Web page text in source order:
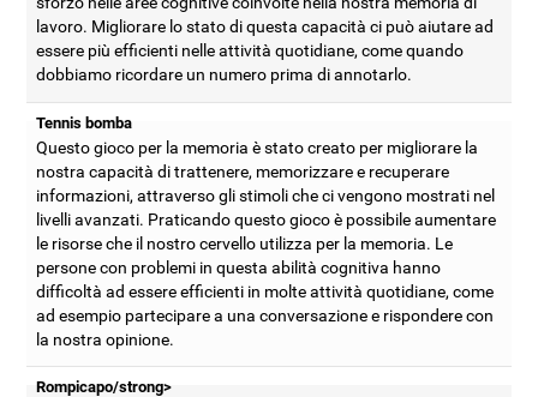
lavoro. Migliorare lo stato di questa capacità ci può aiutare ad
essere più efficienti nelle attività quotidiane, come quando
dobbiamo ricordare un numero prima di annotarlo.
Tennis bomba
Questo gioco per la memoria è stato creato per migliorare la
nostra capacità di trattenere, memorizzare e recuperare
informazioni, attraverso gli stimoli che ci vengono mostrati nel
livelli avanzati. Praticando questo gioco è possibile aumentare
le risorse che il nostro cervello utilizza per la memoria. Le
persone con problemi in questa abilità cognitiva hanno
difficoltà ad essere efficienti in molte attività quotidiane, come
ad esempio partecipare a una conversazione e rispondere con
la nostra opinione.
Rompicapo/strong>